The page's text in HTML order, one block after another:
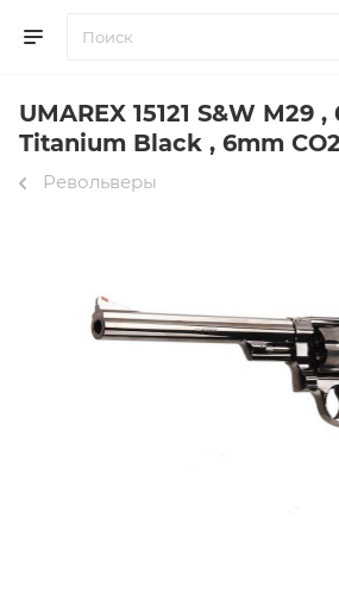
UMAREX 15121 S&W M29 ,
Titanium Black , 6mm
Револьверы